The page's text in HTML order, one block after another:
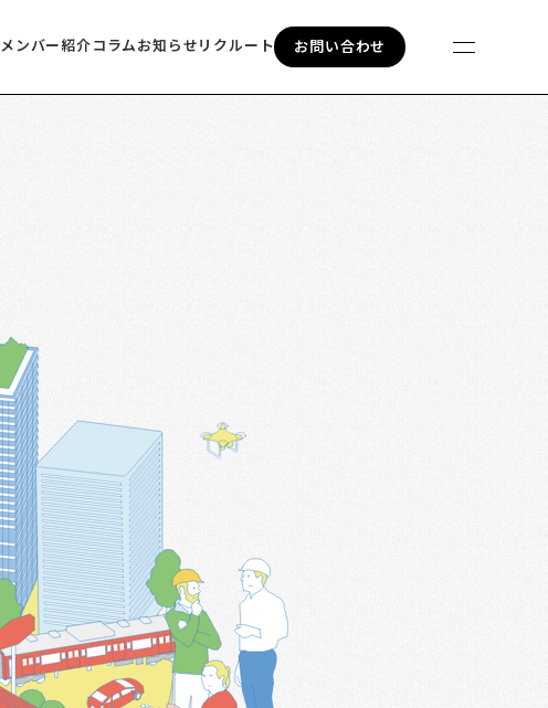
メンバー紹介 コラムお知らせ リクルート お問い合わせ